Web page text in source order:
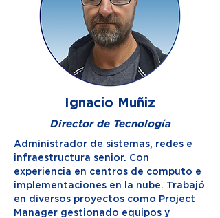
Ignacio Muñiz
Director de Tecnología
Administrador de sistemas, redes e
infraestructura senior. Con
experiencia en centros de computo e
implementaciones en la nube. Trabajó
en diversos proyectos como Project
Manager gestionado equipos y